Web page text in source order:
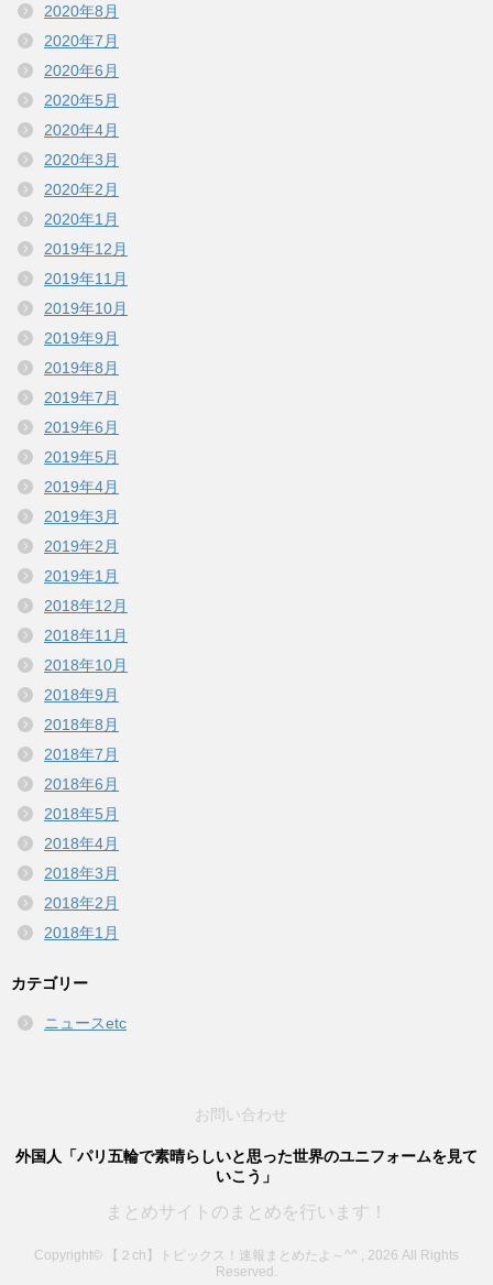
2020年8月
2020年7月
2020年6月
2020年5月
2020年4月
2020年3月
2020年2月
2020年1月
2019年12月
2019年11月
2019年10月
2019年9月
2019年8月
2019年7月
2019年6月
2019年5月
2019年4月
2019年3月
2019年2月
2019年1月
2018年12月
2018年11月
2018年10月
2018年9月
2018年8月
2018年7月
2018年6月
2018年5月
2018年4月
2018年3月
2018年2月
2018年1月
カテゴリー
ニュースetc
お問い合わせ
外国人「パリ五輪で素晴らしいと思った世界のユニフォームを見て
いこう」
まとめサイトのまとめを行います！
Copyright© 【２ch】トピックス！速報まとめたよ～^^ , 2026 All Rights
Reserved.